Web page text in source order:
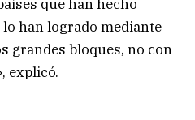
que han hecho
han logrado mediante
grandes bloques, no con
explicó.